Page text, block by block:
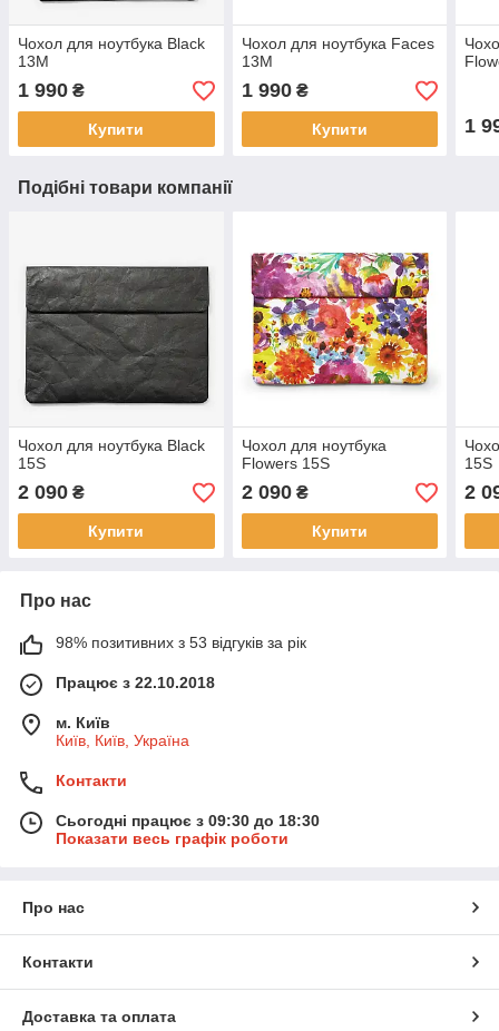
Чохол для ноутбука Black
13M
1 990 ₴
Купити
Чохол для ноутбука Faces
13M
1 990₴
Купити 1
Подібні товари компанії
Чохол для ноутбука Black
15S
2 090 ₴
Купити
Чохол для ноутбука
Flowers 15S
2 090₴
Купити
15S
2
Про нас
98% позитивних з 53 відгуків за рік
Працює з 22.10.2018
м. Київ
Київ, Київ, Україна
Контакти
Сьогодні працює з 09:30 до 18:30
Показати весь графік роботи
Про нас
Контакти
Доставка та оплата